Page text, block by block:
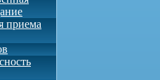
приема